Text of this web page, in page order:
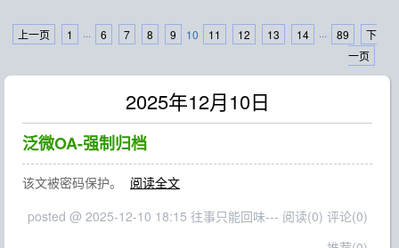
上一页 1 ··· 6 7 8 9 10 11 12 13 14 ··· 89
下
一页
2025年12月10日
泛微OA-强制归档
该文被密码保护。
阅读全文
posted @ 2025-12-10 18:15 往事只能回味--- 阅读(0) 评论(0)